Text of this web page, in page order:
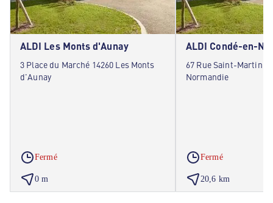
ALDI Les Monts d'Aunay
3 Place du Marché 14260 Les Monts
d'Aunay
Fermé
0 m
ALDI Condé-en-
67 Rue Saint-Martin
Normandie
Fermé
20,6 km